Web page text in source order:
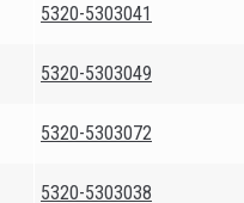
5320-5303041
5320-5303049
5320-5303072
5320-5303038